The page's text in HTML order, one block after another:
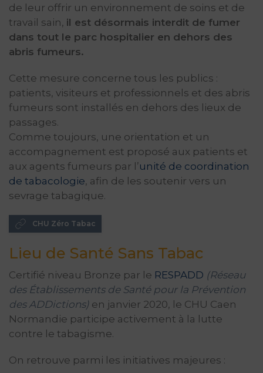
de leur offrir un environnement de soins et de
travail sain, il est désormais interdit de fumer
dans tout le parc hospitalier en dehors des
abris fumeurs.
Cette mesure concerne tous les publics :
patients, visiteurs et professionnels et des abris
fumeurs sont installés en dehors des lieux de
passages.
Comme toujours, une orientation et un
accompagnement est proposé aux patients et
aux agents fumeurs par l’unité de coordination
de tabacologie, afin de les soutenir vers un
sevrage tabagique.
CHU Zéro Tabac
Lieu de Santé Sans Tabac
Certifié niveau Bronze par le RESPADD (Réseau
des Établissements de Santé pour la Prévention
des ADDictions) en janvier 2020, le CHU Caen
Normandie participe activement à la lutte
contre le tabagisme.
On retrouve parmi les initiatives majeures :